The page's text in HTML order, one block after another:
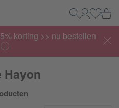
Zoeken
Mijn
korting >> nu bestellen
Hayon